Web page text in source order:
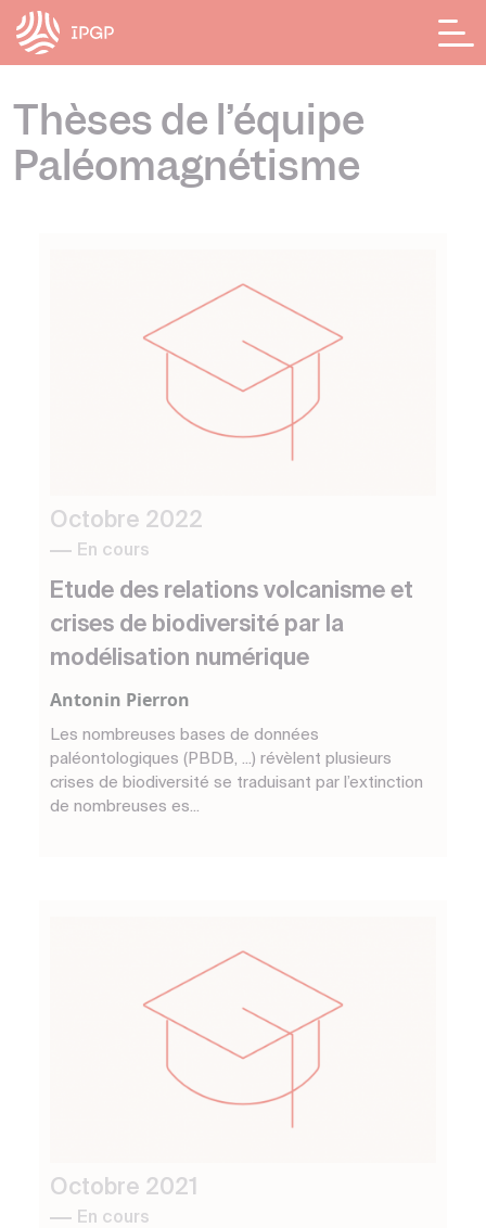
Thèses de l’équipe
Paléomagnétisme
Octobre 2022
En cours
Etude des relations volcanisme et
crises de biodiversité par la
modélisation numérique
Antonin Pierron
Les nombreuses bases de données
paléontologiques (PBDB, ...) révèlent plusieurs
crises de biodiversité se traduisant par l’extinction
de nombreuses es...
Octobre 2021
En cours
Panneau de gestion des cookies